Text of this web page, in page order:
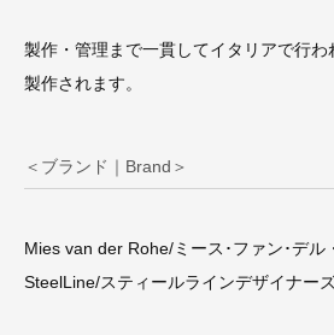
製作・管理まで一貫してイタリアで行
製作されます。
＜ブランド｜Brand＞
Mies van der Rohe/ミース･ファン･デル
SteelLine/スティールラインデザイナー